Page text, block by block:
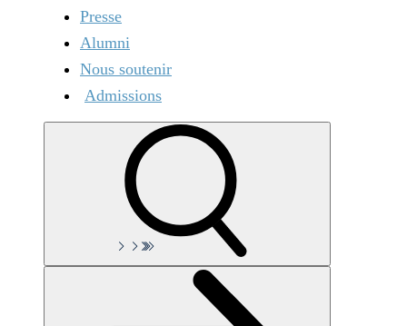
Presse
Alumni
Nous soutenir
Admissions